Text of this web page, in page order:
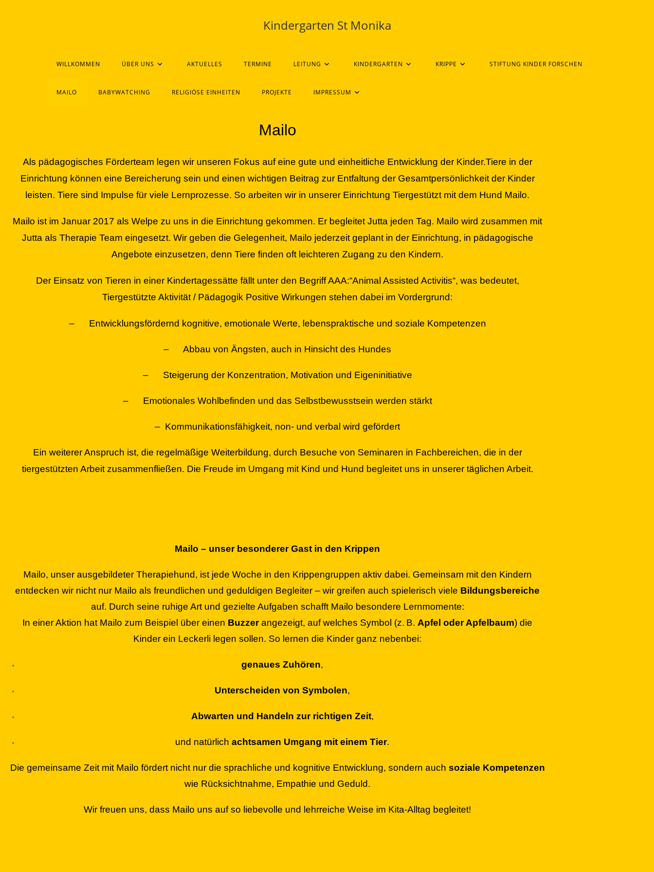
Kindergarten St Monika
WILLKOMMEN ÜBER UNS AKTUELLES TERMINE LEITUNG KINDERGARTEN KRIPPE STIFTUNG KINDER FORSCHEN
MAILO BABYWATCHING RELIGIÖSE EINHEITEN PROJEKTE IMPRESSUM
Mailo
Als pädagogisches Förderteam legen wir unseren Fokus auf eine gute und einheitliche Entwicklung der Kinder.Tiere in der
Einrichtung können eine Bereicherung sein und einen wichtigen Beitrag zur Entfaltung der Gesamtpersönlichkeit der Kinder
leisten. Tiere sind Impulse für viele Lernprozesse. So arbeiten wir in unserer Einrichtung Tiergestützt mit dem Hund Mailo.
Mailo ist im Januar 2017 als Welpe zu uns in die Einrichtung gekommen. Er begleitet Jutta jeden Tag. Mailo wird zusammen mit
Jutta als Therapie Team eingesetzt. Wir geben die Gelegenheit, Mailo jederzeit geplant in der Einrichtung, in pädagogische
Angebote einzusetzen, denn Tiere finden oft leichteren Zugang zu den Kindern.
Der Einsatz von Tieren in einer Kindertagessätte fällt unter den Begriff AAA:“Animal Assisted Activitis“, was bedeutet,
Tiergestützte Aktivität / Pädagogik Positive Wirkungen stehen dabei im Vordergrund:
– Entwicklungsfördernd kognitive, emotionale Werte, lebenspraktische und soziale Kompetenzen
– Abbau von Ängsten, auch in Hinsicht des Hundes
– Steigerung der Konzentration, Motivation und Eigeninitiative
– Emotionales Wohlbefinden und das Selbstbewusstsein werden stärkt
– Kommunikationsfähigkeit, non- und verbal wird gefördert
Ein weiterer Anspruch ist, die regelmäßige Weiterbildung, durch Besuche von Seminaren in Fachbereichen, die in der
tiergestützten Arbeit zusammenfließen. Die Freude im Umgang mit Kind und Hund begleitet uns in unserer täglichen Arbeit.
Mailo – unser besonderer Gast in den Krippen
Mailo, unser ausgebildeter Therapiehund, ist jede Woche in den Krippengruppen aktiv dabei. Gemeinsam mit den Kindern
entdecken wir nicht nur Mailo als freundlichen und geduldigen Begleiter – wir greifen auch spielerisch viele Bildungsbereiche
auf. Durch seine ruhige Art und gezielte Aufgaben schafft Mailo besondere Lernmomente:
In einer Aktion hat Mailo zum Beispiel über einen Buzzerangezeigt, auf welches Symbol (z. B. Apfel oder Apfelbaum) die
Kinder ein Leckerli legen sollen. So lernen die Kinder ganz nebenbei:
genaues Zuhören,
Unterscheiden von Symbolen,
Abwarten und Handeln zur richtigen Zeit,
und natürlich achtsamen Umgang mit einem Tier.
Die gemeinsame Zeit mit Mailo fördert nicht nur die sprachliche und kognitive Entwicklung, sondern auch soziale Kompetenzen
wie Rücksichtnahme, Empathie und Geduld.
Wir freuen uns, dass Mailo uns auf so liebevolle und lehrreiche Weise im Kita-Alltag begleitet!